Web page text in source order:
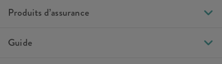
Produits d’assurance
Guide